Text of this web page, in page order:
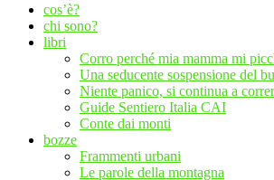
cos’è?
chi sono?
libri
Corro perché mia mamma mi
Una seducente sospensione del
Niente panico, si continua a
Guide Sentiero Italia CAI
Conte dai monti
bozze
Frammenti urbani
Le parole della montagna